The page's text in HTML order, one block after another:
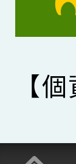
【